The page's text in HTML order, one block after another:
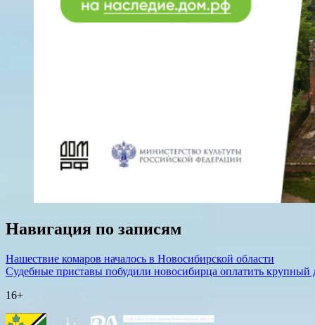
Навигация по записям
Нашествие комаров началось в Новосибирской области
Судебные приставы побудили новосибирца оплатить крупный
16+